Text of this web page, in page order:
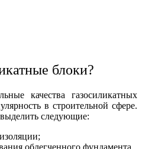
блоки?
качества газосиликатных
в строительной сфере.
следующие:
облегченного фундамента